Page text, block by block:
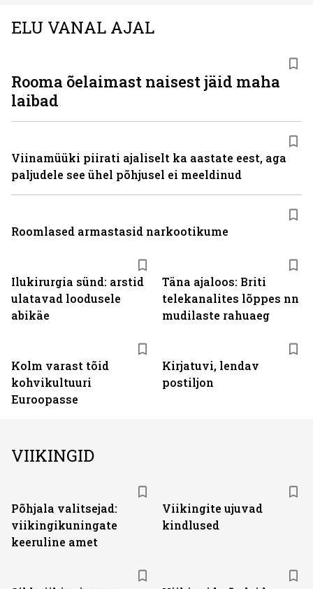
ELU VANAL AJAL
Ilukirurgia sünd: arstid
ulatavad loodusele
abikäe
Täna ajaloos: Briti
telekanalites lõppes nn
mudilaste rahuaeg
Kolm varast tõid
kohvikultuuri
Euroopasse
Kirjatuvi, lendav
postiljon
Rooma õelaimast naisest jäid maha
laibad
Viinamüüki piirati ajaliselt ka aastate eest, aga
paljudele see ühel põhjusel ei meeldinud
Roomlased armastasid narkootikume
VIIKINGID
Põhjala valitsejad:
viikingikuningate
keeruline amet
Viikingite ujuvad
kindlused